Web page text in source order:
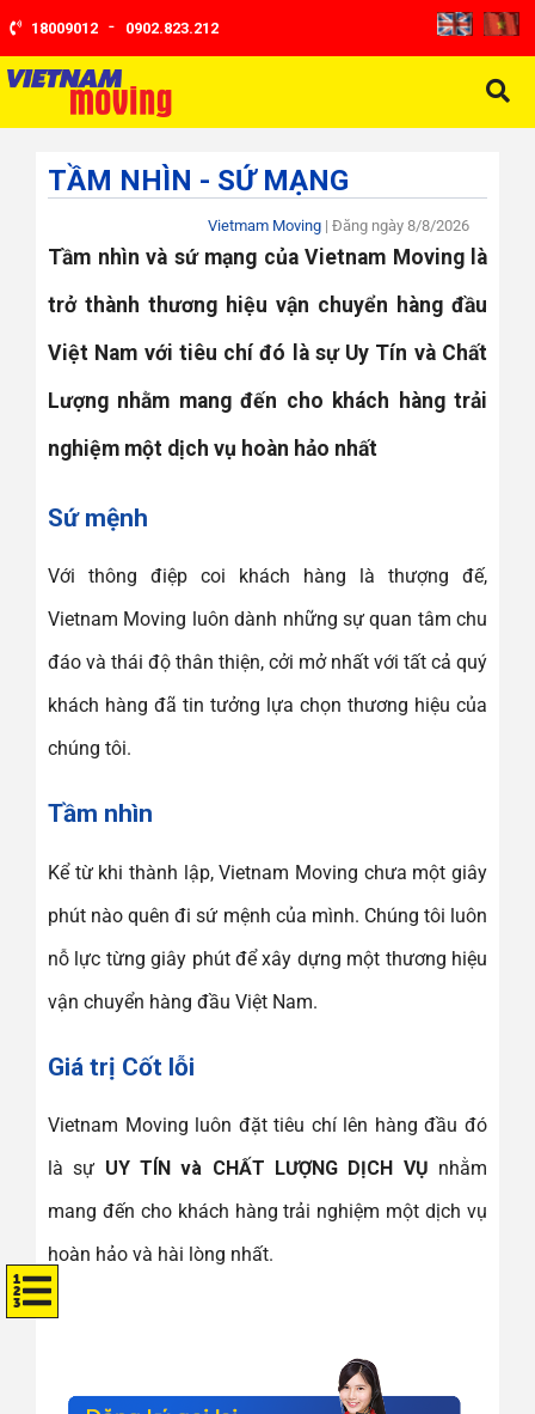
18009012 - 0902.823.212
TẦM NHÌN - SỨ MẠNG
Vietmam Moving| Đăng ngày 8/8/2026
Tầm nhìn và sứ mạng của Vietnam Moving là
trở thành thương hiệu vận chuyển hàng đầu
Việt Nam với tiêu chí đó là sự Uy Tín và Chất
Lượng nhằm mang đến cho khách hàng trải
nghiệm một dịch vụ hoàn hảo nhất
Sứ mệnh
Với thông điệp coi khách hàng là thượng đế,
Vietnam Moving luôn dành những sự quan tâm chu
đáo và thái độ thân thiện, cởi mở nhất với tất cả quý
khách hàng đã tin tưởng lựa chọn thương hiệu của
chúng tôi.
Tầm nhìn
Kể từ khi thành lập, Vietnam Moving chưa một giây
phút nào quên đi sứ mệnh của mình. Chúng tôi luôn
nỗ lực từng giây phút để xây dựng một thương hiệu
vận chuyển hàng đầu Việt Nam.
Giá trị Cốt lỗi
Vietnam Moving luôn đặt tiêu chí lên hàng đầu đó
là sự UY TÍN và CHẤT LƯỢNG DỊCH VỤ nhằm
mang đến cho khách hàng trải nghiệm một dịch vụ
hoàn hảo và hài lòng nhất.